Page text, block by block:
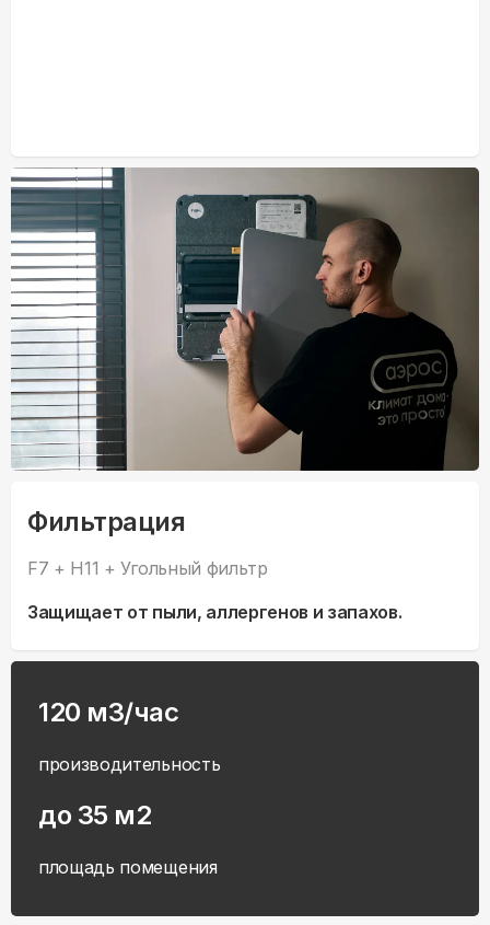
Фильтрация
F7 + Н11 + Угольный фильтр
Защищает от пыли, аллергенов и запахов.
120 м3/час
производительность
до 35 м2
площадь помещения